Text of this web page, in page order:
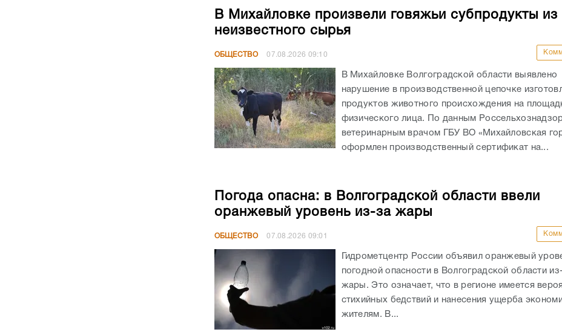
В Михайловке произвели говяжьи субпродукты из
неизвестного сырья
ОБЩЕСТВО 07.08.2026 09:10
В Михайловке Волгоградской области выявлено
нарушение в производственной цепочке
продуктов животного происхождения на
физического лица. По данным
ветеринарным врачом ГБУ ВО «Михайловская
оформлен производственный сертификат на...
Погода опасна: в Волгоградской области ввели
оранжевый уровень из-за жары
ОБЩЕСТВО 07.08.2026 09:01
Гидрометцентр России объявил оранжевый
погодной опасности в Волгоградской области
жары. Это означает, что в регионе имеется
стихийных бедствий и нанесения ущерба
жителям. В...